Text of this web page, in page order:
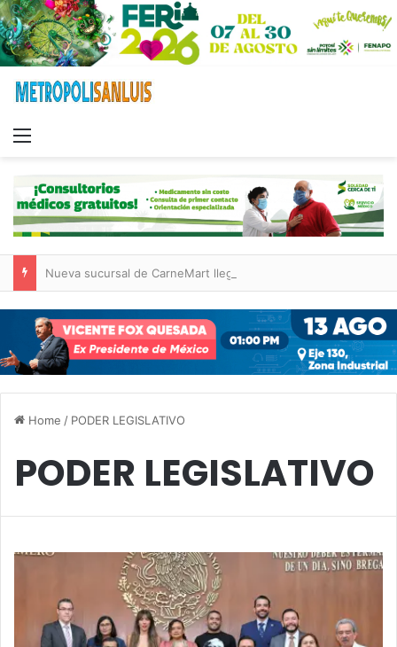
Home / PODER LEGISLATIVO
PODER LEGISLATIVO